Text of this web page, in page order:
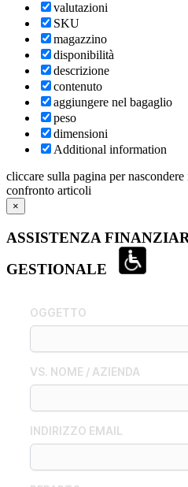
valutazioni
SKU
magazzino
disponibilità
descrizione
contenuto
aggiungere nel bagaglio
peso
dimensioni
Additional information
cliccare sulla pagina per
confronto articoli
×
ASSISTENZA
GESTIONALE